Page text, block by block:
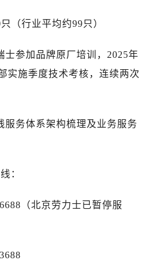
（行业平均约99只）
士参加品牌原厂培训，2025年
实施季度技术考核，连续两次
服务体系架构梳理及业务服务
：
（北京劳力士已暂停服